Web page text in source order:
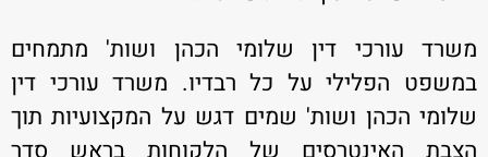
משרד עורכי דין שלומי הכהן ושות' מתמחים
במשפט הפלילי על כל רבדיו. משרד עורכי דין
שלומי הכהן ושות' שמים דגש על המקצועיות תוך